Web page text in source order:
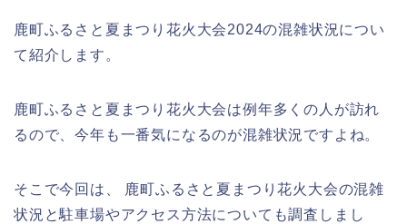
鹿町ふるさと夏まつり花火大会2024の混雑状況につい
て紹介します。
鹿町ふるさと夏まつり花火大会は例年多くの人が訪れ
るので、今年も一番気になるのが混雑状況ですよね。
そこで今回は、 鹿町ふるさと夏まつり花火大会の混雑
状況と駐車場やアクセス方法についても調査しまし